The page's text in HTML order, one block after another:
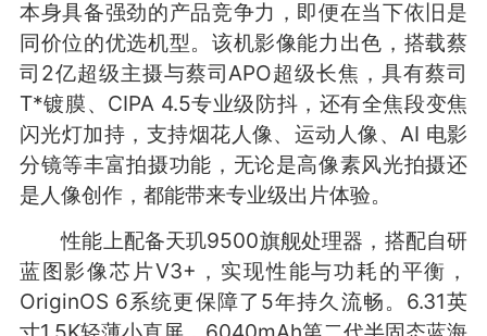
本身具备强劲的产品竞争力，即便在当下依旧是
同价位的优选机型。该机影像能力出色，搭载蔡
司2亿超级主摄与蔡司APO超级长焦，具有蔡司
T*镀膜、CIPA 4.5专业级防抖，还有全焦段变焦
闪光灯加持，支持烟花人像、运动人像、AI 电影
分镜等丰富拍摄功能，无论是高像素风光拍摄还
是人像创作，都能带来专业级出片体验。
性能上配备天玑9500旗舰处理器，搭配自研
蓝图影像芯片V3+，实现性能与功耗的平衡，
OriginOS 6系统更保障了5年持久流畅。6.31英